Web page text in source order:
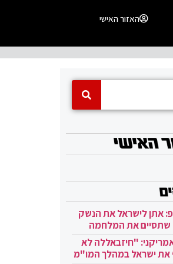
האזור האישי
אתן לישראל את הנשק
שתסיים את המלחמה
אמריקני: "חיזבאללה לא
את ישראל במהלך המו"מ